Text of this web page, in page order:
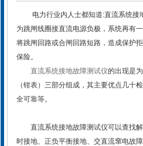
电力行业内人士都知道:直流系统接地
为跳闸线圈接直流电源负极，系统再有
将跳闸回路或合闸回路短路，造成保护
保险。
直流系统接地故障测试仪的出现是
（钳表）三部分组成，其主要优点几十
全可靠等。
直流系统接地故障测试仪可以查找
时接地、正负平衡接地、交直流窜电故